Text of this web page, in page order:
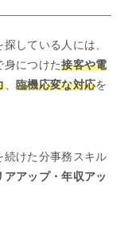
探している人には、
身につけた接客や電
、臨機応変な対応を
けた分事務スキル
アップ・年収アッ